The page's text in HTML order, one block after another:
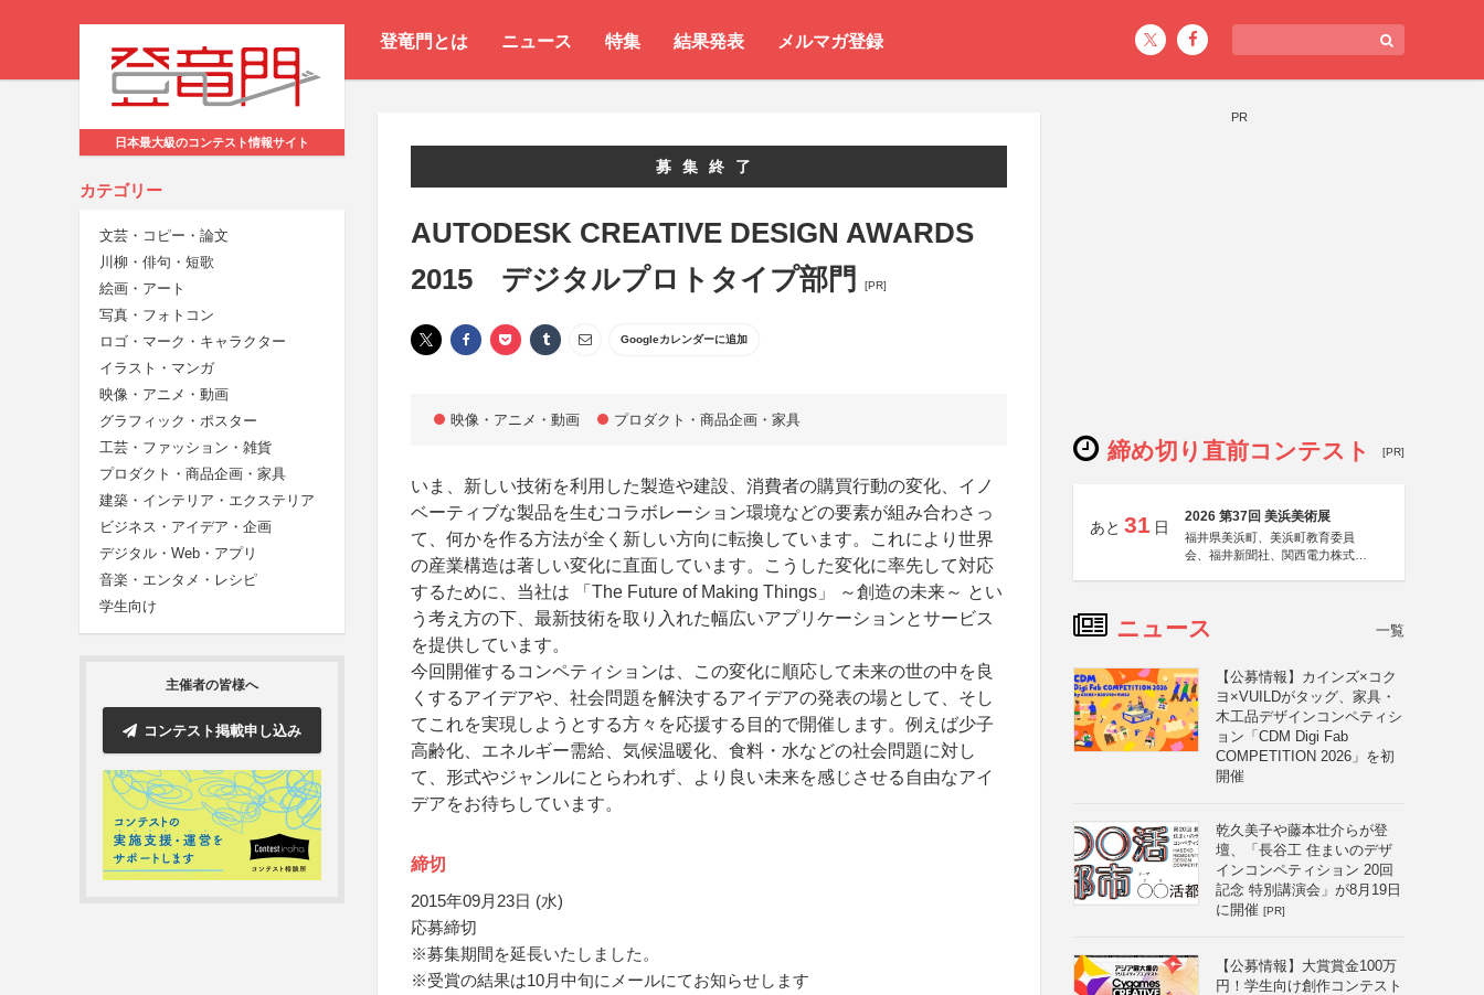
登竜門とは ニュース 特集 結果発表 メルマガ登録
日本最大級のコンテスト情報サイト
カテゴリー
文芸・コピー・論文
川柳・俳句・短歌
絵画・アート
写真・フォトコン
ロゴ・マーク・キャラクター
イラスト・マンガ
映像・アニメ・動画
グラフィック・ポスター
工芸・ファッション・雑貨
プロダクト・商品企画・家具
建築・インテリア・エクステリア
ビジネス・アイデア・企画
デジタル・Web・アプリ
音楽・エンタメ・レシピ
学生向け
主催者の皆様へ
コンテスト掲載申し込み
募集終了
AUTODESK CREATIVE DESIGN AWARDS
2015 デジタルプロトタイプ部門
[PR]
Googleカレンダーに追加
映像・アニメ・動画 プロダクト・商品企画・家具
いま、新しい技術を利用した製造や建設、消費者の購買行動の変化、イノ
ベーティブな製品を生むコラボレーション環境などの要素が組み合わさっ
て、何かを作る方法が全く新しい方向に転換しています。これにより世界
の産業構造は著しい変化に直面しています。こうした変化に率先して対応
するために、当社は 「The Future of Making Things」 ～創造の未来～ とい
う考え方の下、最新技術を取り入れた幅広いアプリケーションとサービス
を提供しています。
今回開催するコンペティションは、この変化に順応して未来の世の中を良
くするアイデアや、社会問題を解決するアイデアの発表の場として、そし
てこれを実現しようとする方々を応援する目的で開催します。例えば少子
高齢化、エネルギー需給、気候温暖化、食料・水などの社会問題に対し
て、形式やジャンルにとらわれず、より良い未来を感じさせる自由なアイ
デアをお待ちしています。
締切
2015年09月23日 (水)
応募締切
※募集期間を延長いたしました。
※受賞の結果は10月中旬にメールにてお知らせします
PR
締め切り直前コンテスト [PR]
あと 31 日
2026 第37回 美浜美術展
福井県美浜町、美浜町教育委員
会、福井新聞社、関西電力株式会
ニュース 一覧
【公募情報】カインズ×コク
ヨ×VUILDがタッグ、家具・
木工品デザインコンペティシ
ョン「CDM Digi Fab
COMPETITION 2026」を初
開催
乾久美子や藤本壮介らが登
壇、「長谷工 住まいのデザ
インコンペティション 20回
記念 特別講演会」が8月19日
に開催 [PR]
【公募情報】大賞賞金100万
円！学生向け創作コンテスト